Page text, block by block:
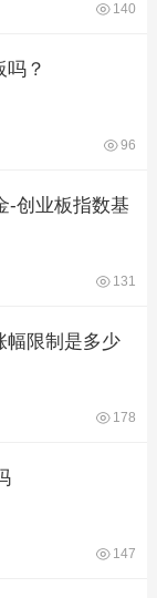
140
吗？
96
-创业板指数基
131
幅限制是多少
178
147